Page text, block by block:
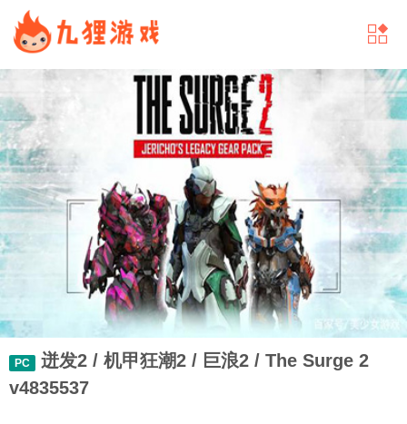
PC
迸发2 / 机甲狂潮2 / 巨浪2 / The Surge 2
v4835537